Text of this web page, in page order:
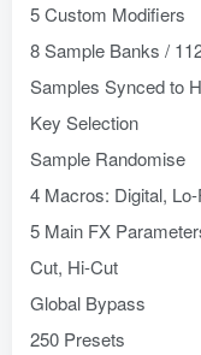
5 Custom Modifiers
8 Sample Banks /
Samples Synced to
Key Selection
Sample Randomise
4 Macros: Digital,
5 Main FX
Cut, Hi-Cut
Global Bypass
250 Presets